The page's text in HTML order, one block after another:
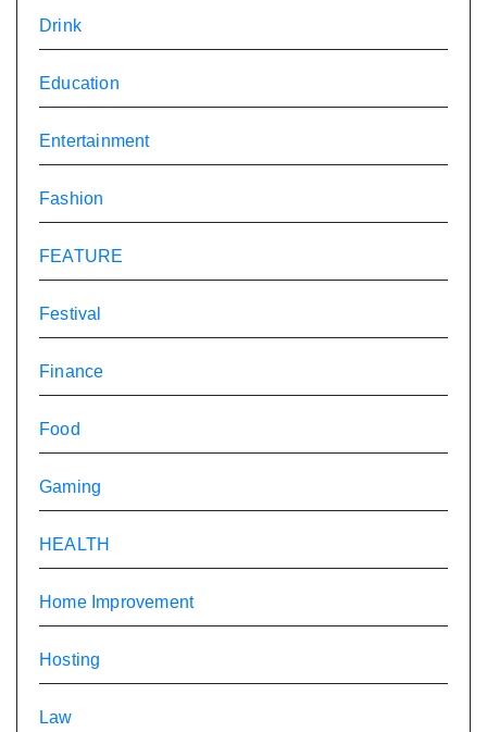
Drink
Education
Entertainment
Fashion
FEATURE
Festival
Finance
Food
Gaming
HEALTH
Home Improvement
Hosting
Law